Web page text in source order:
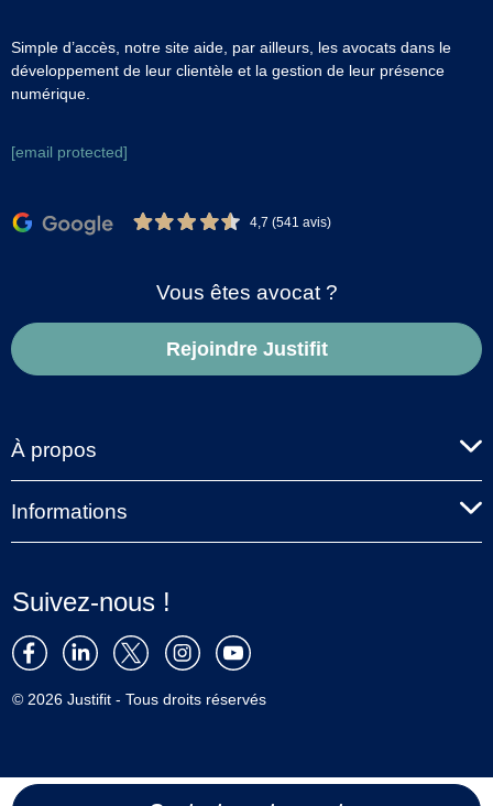
Simple d’accès, notre site aide, par ailleurs, les avocats dans le
développement de leur clientèle et la gestion de leur présence
numérique.
[email protected]
4,7 (541 avis)
Vous êtes avocat ?
Rejoindre Justifit
À propos
Informations
Suivez-nous !
© 2026 Justifit - Tous droits réservés